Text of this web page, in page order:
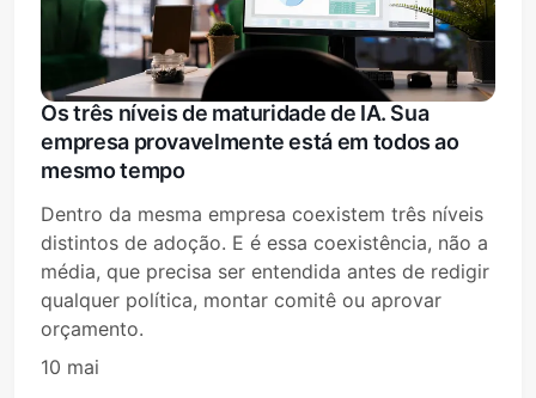
Os três níveis de maturidade de IA. Sua
empresa provavelmente está em todos ao
mesmo tempo
Dentro da mesma empresa coexistem três níveis
distintos de adoção. E é essa coexistência, não a
média, que precisa ser entendida antes de redigir
qualquer política, montar comitê ou aprovar
orçamento.
10 mai